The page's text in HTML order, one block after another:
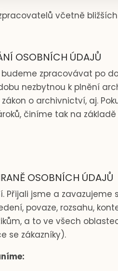
včetně
OSOBNÍCH ÚDAJŮ
zpracovávat po
nezbytnou k plnění
o archivnictví, aj.
činíme tak na
OSOBNÍCH ÚDAJŮ
Přijali jsme a
povaze, rozsahu,
a to ve všech
se zákazníky).